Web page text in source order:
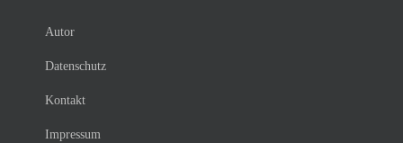
Autor
Datenschutz
Kontakt
Impressum